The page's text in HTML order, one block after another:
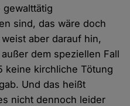
sind, das wäre doch
aber darauf hin,
dem speziellen Fall
keine kirchliche Tötung
Und das heißt
nicht dennoch leider